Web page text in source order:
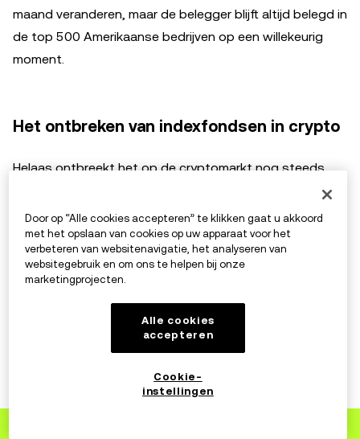
maand veranderen, maar de belegger blijft altijd belegd in
de top 500 Amerikaanse bedrijven op een willekeurig
moment.
Het ontbreken van indexfondsen in crypto
Helaas ontbreekt het op de cryptomarkt nog steeds
aan een goed indexfonds. Investeerders in crypto die
hun beleggingen willen diversifiëren, moeten dit
handmatig doen. Maar dat betekent dat je de markt zelf
in de gaten moet houden en het indexfonds handmatig
moet bijwerken.
Stel bijvoorbeeld dat je geld in een fonds wilt stoppen
dat de top 10 crypto-assets volgt op basis van
investeringsstrategie die je wilt dat het fonds volgt. Je
Door op “Alle cookies accepteren” te klikken gaat u akkoord
met het opslaan van cookies op uw apparaat voor het
verbeteren van websitenavigatie, het analyseren van
websitegebruik en om ons te helpen bij onze
marketingprojecten.
Alle cookies
accepteren
Cookie-
instellingen